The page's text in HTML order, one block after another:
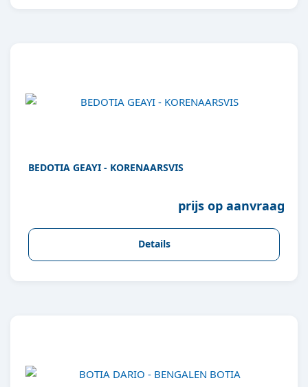
BEDOTIA GEAYI - KORENAARSVIS
prijs op aanvraag
Details